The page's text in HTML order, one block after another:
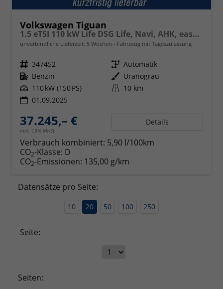
Volkswagen Tiguan
1.5 eTSI 110 kW Life DSG Life, Navi, AHK, easyOpen, LED-Plus, Kamera
unverbindliche Lieferzeit: 5 Wochen Fahrzeug mit Tageszulassung
Fahrzeugnr. 347452 Getriebe Automatik
Kraftstoff Benzin Außenfarbe Uranograu
Leistung 110 kW (150 PS) Kilometerstand 10 km
01.09.2025
37.245,– €
incl. 19% MwSt.
Details
Verbrauch kombiniert: 5,90 l/100km
CO2-Klasse: D
CO2-Emissionen: 135,00 g/km
Datensätze pro Seite:
10 20 50 100 250
Seite:
Seiten: